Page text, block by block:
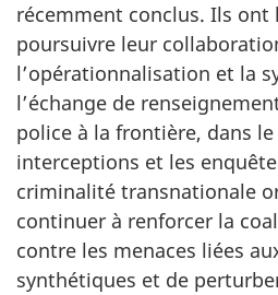
récemment conclus. Ils ont
poursuivre leur
l’opérationnalisation et la
l’échange de
police à la frontière, dans
interceptions et les
criminalité transnationale
continuer à renforcer la
contre les menaces liées
synthétiques et de